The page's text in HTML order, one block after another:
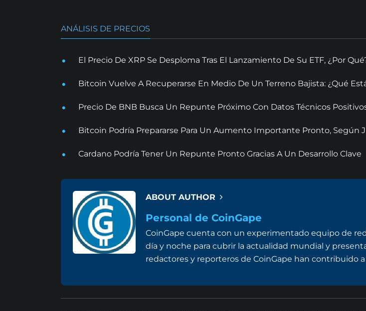
ANÁLISIS DE PRECIOS
El Precio De XRP Se Desploma Tras El Lanzamiento De Su ETF, ¿Por
Bitcoin Vuelve A Recuperarse En Medio De Un Terreno Bajista: ¿Qué
Precio De BNB Busca Un Repunte Próximo Con Datos Técnicos
Bitcoin Podría Prepararse Para Un Aumento Importante Pronto, Según
Cardano Podría Tener Un Repunte Pronto Gracias A Un Desarrollo Clave
ABOUT AUTHOR
Personal de CoinGape
CoinGape cuenta con un experimentado equipo de
día y noche para cubrir la actualidad mundial y
redactores y reporteros de CoinGape han contribuido